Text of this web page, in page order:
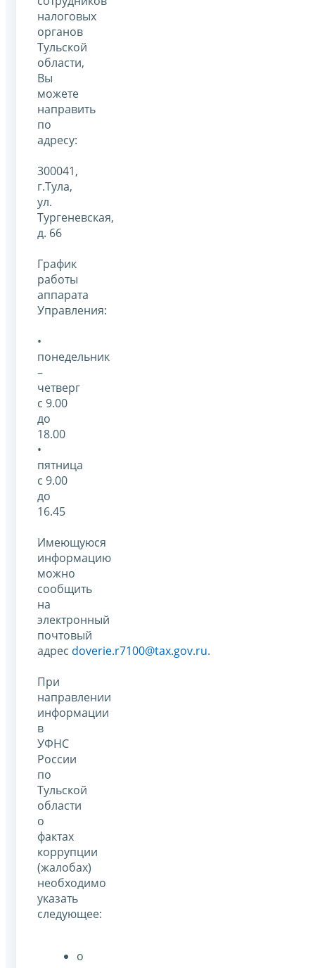
налоговых
органов
Тульской
области,
Вы
можете
направить
по
адресу:
300041,
г.Тула,
ул.
Тургеневская,
д. 66
График
работы
аппарата
Управления:
•
понедельник
–
четверг
с 9.00
до
18.00
•
пятница
с 9.00
до
16.45
Имеющуюся
информацию
можно
сообщить
на
электронный
почтовый
адрес doverie.r7100@tax.gov.ru.
При
направлении
информации
в
УФНС
России
по
Тульской
области
о
фактах
коррупции
(жалобах)
необходимо
указать
следующее:
о